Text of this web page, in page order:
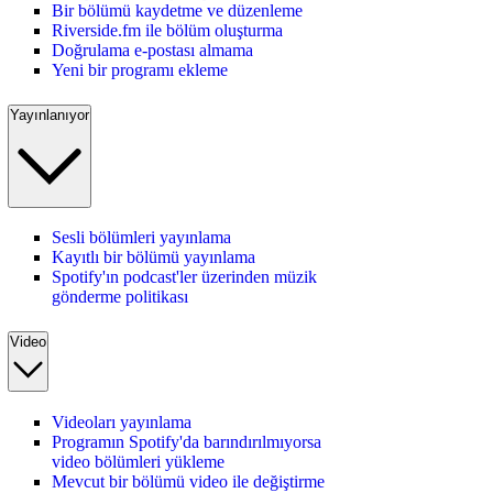
Bir bölümü kaydetme ve düzenleme
Riverside.fm ile bölüm oluşturma
Doğrulama e-postası almama
Yeni bir programı ekleme
Yayınlanıyor
Sesli bölümleri yayınlama
Kayıtlı bir bölümü yayınlama
Spotify'ın podcast'ler üzerinden müzik
gönderme politikası
Video
Videoları yayınlama
Programın Spotify'da barındırılmıyorsa
video bölümleri yükleme
Mevcut bir bölümü video ile değiştirme